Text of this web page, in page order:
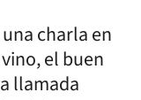
charla en
el buen
llamada